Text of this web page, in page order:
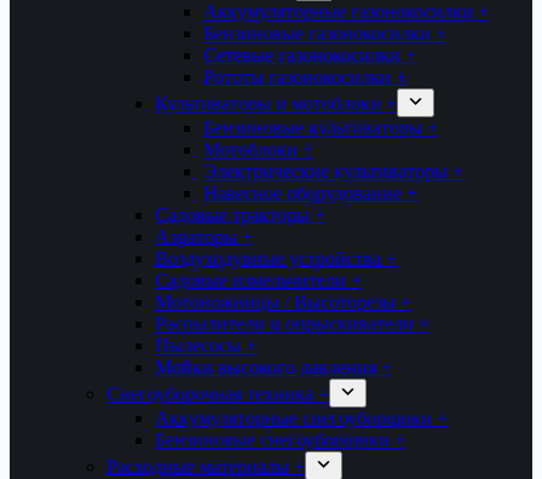
Аккумуляторные газонокосилки +
Бензиновые газонокосилки +
Сетевые газонокосилки +
Рототы газонокосилки +
Культиваторы и мотоблоки +
Бензиновые культиваторы +
Мотоблоки +
Электрические культиваторы +
Навесное оборудование +
Садовые тракторы +
Аэраторы +
Воздуходувные устройства +
Садовые измельчители +
Мотоножницы / Высоторезы +
Распылители и опрыскиватели +
Пылесосы +
Мойки высокого давления +
Снегоуборочная техника +
Аккумуляторные снегоуборщики +
Бензиновые снегоуборщики +
Расходные материалы +